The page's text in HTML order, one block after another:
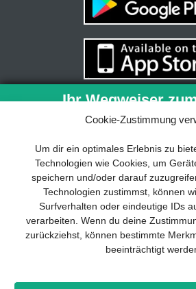
Cookie-Zustimmung
Um dir ein optimales Erlebnis zu
Technologien wie Cookies, um
speichern und/oder darauf
Technologien zustimmst, können
Surfverhalten oder eindeutige IDs
verarbeiten. Wenn du deine
zurückziehst, können bestimmte
beeinträchtigt
Impressum Datenschutz Kontakt
Ihr Wegweiser
nachhaltigen
jedes Unternehmen
Business Model
auf das
und stets im Blick
wirklich ankommt.
Abonnieren Sie